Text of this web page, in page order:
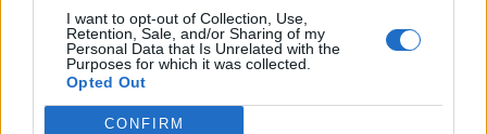
I want to opt-out of Collection, Use,
Retention, Sale, and/or Sharing of my
Personal Data that Is Unrelated with the
Purposes for which it was collected.
Opted Out
CONFIRM
Συνδεθείτε για να σχολιάσετε